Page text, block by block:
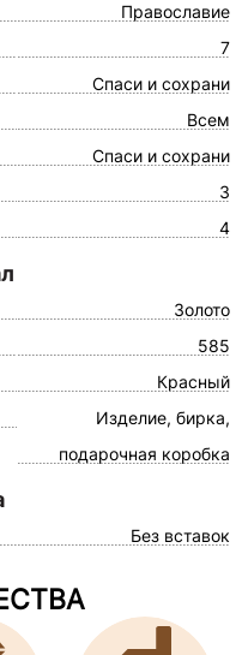
Православие
7
Спаси и сохрани
Всем
Спаси и сохрани
3
4
Золото
585
Красный
Изделие, бирка,
подарочная коробка
Без вставок